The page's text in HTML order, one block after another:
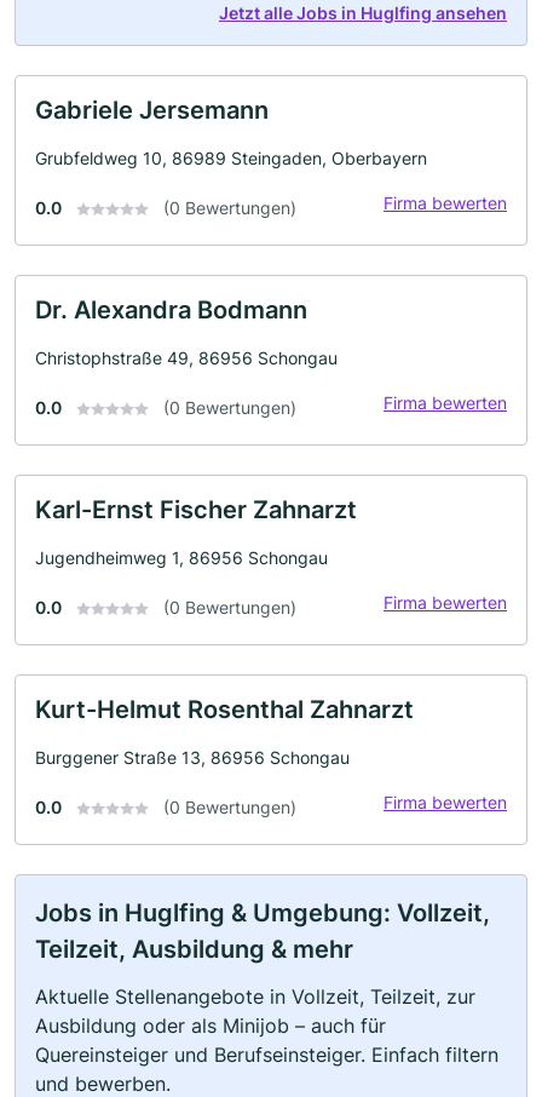
Jetzt alle Jobs in Huglfing ansehen
Gabriele Jersemann
Grubfeldweg 10, 86989 Steingaden, Oberbayern
0.0 (0 Bewertungen) Firma bewerten
Dr. Alexandra Bodmann
Christophstraße 49, 86956 Schongau
0.0 (0 Bewertungen) Firma bewerten
Karl-Ernst Fischer Zahnarzt
Jugendheimweg 1, 86956 Schongau
0.0 (0 Bewertungen) Firma bewerten
Kurt-Helmut Rosenthal Zahnarzt
Burggener Straße 13, 86956 Schongau
0.0 (0 Bewertungen) Firma bewerten
Jobs in Huglfing & Umgebung: Vollzeit,
Teilzeit, Ausbildung & mehr
Aktuelle Stellenangebote in Vollzeit, Teilzeit, zur
Ausbildung oder als Minijob – auch für
Quereinsteiger und Berufseinsteiger. Einfach filtern
und bewerben.